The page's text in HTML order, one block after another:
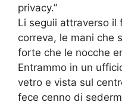
privacy.”
Li seguii attraverso il
correva, le mani che
forte che le nocche
Entrammo in un
vetro e vista sul
fece cenno di